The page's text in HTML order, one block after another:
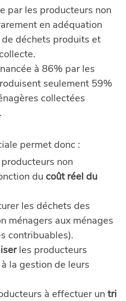
par les producteurs non
en adéquation
déchets produits et
à 86% par les
seulement 59%
collectées
permet donc :
non
du coût réel du
les déchets des
ménagers aux ménages
contribuables).
les producteurs
la gestion de leurs
à effectuer untri